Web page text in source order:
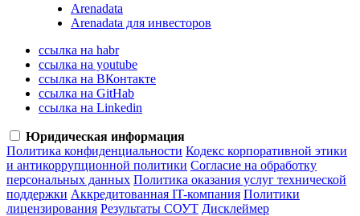
Arenadata
Arenadata для инвесторов
ссылка на habr
ссылка на youtube
ссылка на ВКонтакте
ссылка на GitHab
ссылка на Linkedin
Юридическая информация
Политика конфиденциальности Кодекс корпоративной этики
и антикоррупционной политики Согласие на обработку
персональных данных Политика оказания услуг технической
поддержки Аккредитованная IT-компания Политики
лицензирования Результаты СОУТ Дисклеймер